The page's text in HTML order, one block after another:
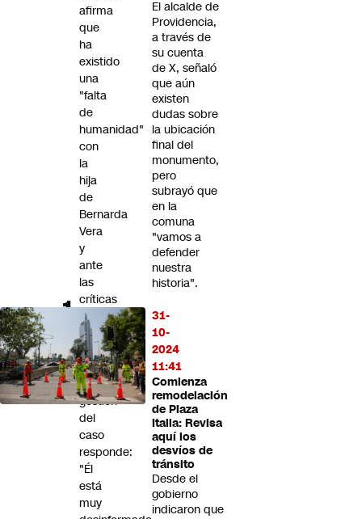
El alcalde de
Providencia,
a través de
su cuenta
de X, señaló
que aún
existen
dudas sobre
la ubicación
final del
monumento,
pero
subrayó que
en la
comuna
"vamos a
defender
nuestra
historia".
31-
10-
2024
11:41
Comienza
remodelación
de Plaza
Italia: Revisa
aquí los
desvíos de
tránsito
Desde el
gobierno
indicaron que
afirma
que
ha
existido
una
"falta
de
humanidad"
con
la
hija
de
Bernarda
Vera
y
ante
las
críticas
de
Fernando
Rabat
sobre
la
gestión
del
caso
responde:
"Él
está
muy